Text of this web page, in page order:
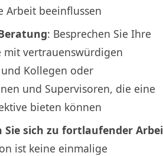
Arbeit beeinflussen
: Besprechen Sie Ihre
mit vertrauenswürdigen
Kollegen oder
und Supervisoren, die eine
bieten können
Sie sich zu fortlaufender
ist keine einmalige